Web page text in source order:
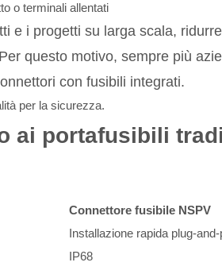
o terminali allentati
e i progetti su larga scala,
questo motivo, sempre più
con fusibili integrati.
ai portafusibili
Connettore fusibile NSPV
Installazione rapida plug-
IP68